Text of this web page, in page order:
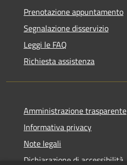
Prenotazione appuntamento
Segnalazione disservizio
Leggi le FAQ
Richiesta assistenza
Amministrazione trasparente
Informativa privacy
Note legali
Dichiarazione di accessibilità